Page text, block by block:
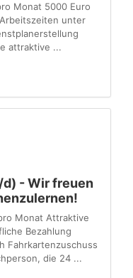
Monat 5000 Euro
unter
attraktive ...
- Wir freuen
Monat Attraktive
Bezahlung
Fahrkartenzuschuss
die 24 ...